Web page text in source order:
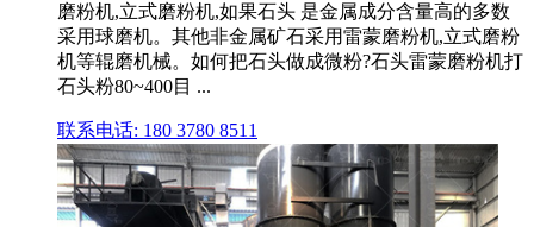
磨粉机,立式磨粉机,如果石头 是金属成分含量高的多数
采用球磨机。其他非金属矿石采用雷蒙磨粉机,立式磨粉
机等辊磨机械。如何把石头做成微粉?石头雷蒙磨粉机打
石头粉80~400目 ...
联系电话: 180 3780 8511